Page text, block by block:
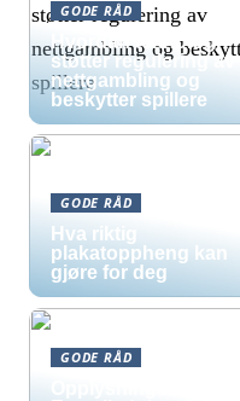
GODE RÅD
Hvordan teknologi
støtter regulering av
nettgambling og
beskytter spillere
GODE RÅD
Hva riktig
plakatoppheng kan
gjøre for deg
GODE RÅD